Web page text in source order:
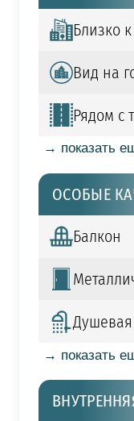
Близко
Вид на
Рядом с
→ показать
ОСОБЫЕ
Балкон
→ показать